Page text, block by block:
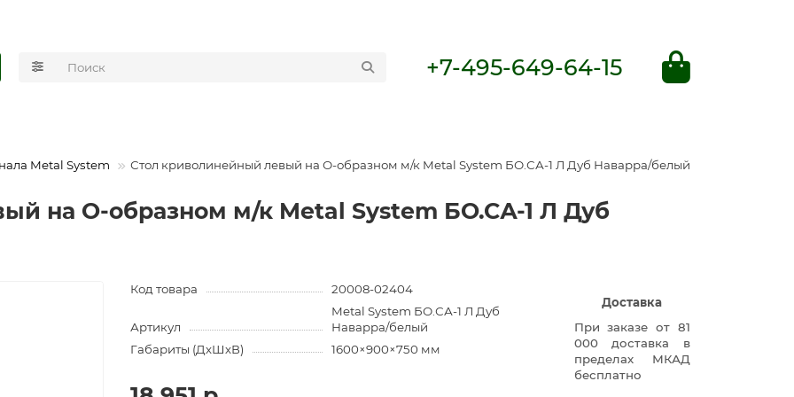
+7-495-649-64-15
Metal System Стол криволинейный левый на О-образном м/к Metal System БО.СА-1 Л Дуб Наварра/белый
на О-образном м/к Metal System БО.СА-1 Л Дуб
Код товара 20008-02404
Артикул
Metal System БО.СА-1 Л Дуб
Наварра/белый
Габариты (ДхШхВ)
1600×900×750 мм
Доставка
При заказе от 81
000 доставка в
пределах МКАД
бесплатно